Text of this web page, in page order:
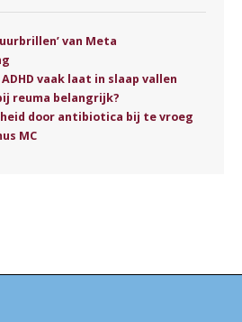
van Meta
vaak laat in slaap vallen
reuma belangrijk?
door antibiotica bij te vroeg
MC